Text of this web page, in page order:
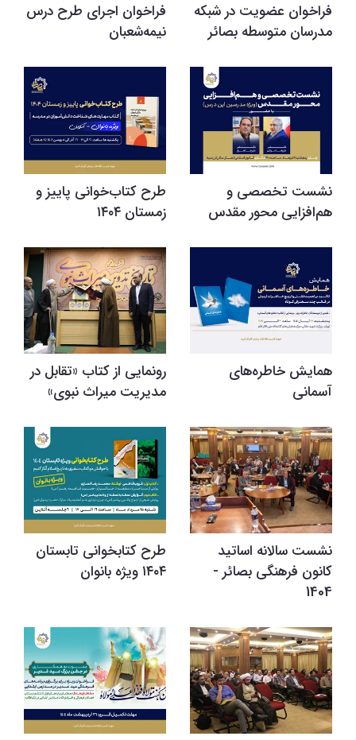
فراخوان عضویت در شبکه
مدرسان متوسطه بصائر
فراخوان اجرای طرح درس
نیمه‌شعبان
نشست تخصصی و
هم‌افزایی محور مقدس
طرح کتاب‌خوانی پاییز و
زمستان ۱۴۰۴
همایش خاطره‌های
آسمانی
رونمایی از کتاب «تقابل در
مدیریت میراث نبوی»
نشست سالانه اساتید
کانون فرهنگی بصائر -
1404
طرح کتابخوانی تابستان
۱۴۰۴ ویژه بانوان